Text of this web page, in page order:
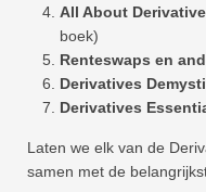
All About
boek)
Renteswaps en
Derivatives
Derivatives
Laten we elk van de
samen met de